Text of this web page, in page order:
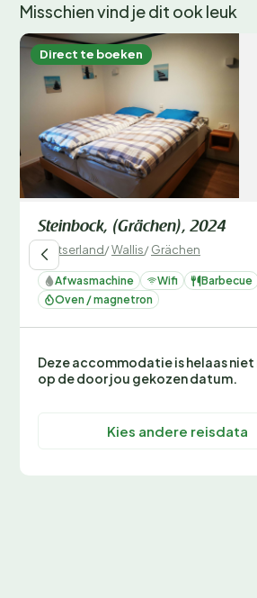
Misschien vind je dit ook leuk
Direct te boeken
Steinbock, (Grächen), 2024
Zwitserland/Wallis/Grächen
Afwasmachine Wifi
Barbecue
Oven / magnetron
Deze accommodatie is helaas niet
op de door jou gekozen datum.
Kies andere reisdata